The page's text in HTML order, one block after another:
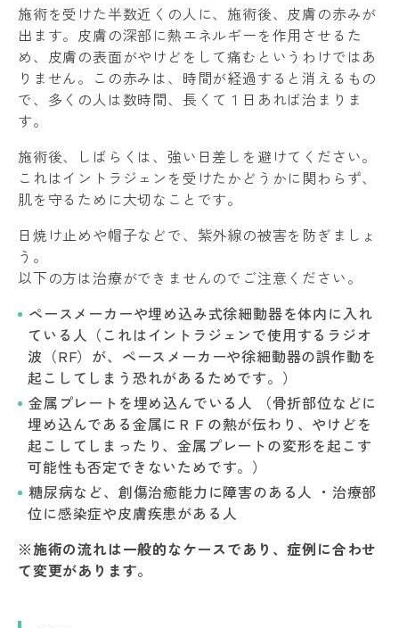
施術を受けた半数近くの人に、施術後、皮膚の赤みが
出ます。皮膚の深部に熱エネルギーを作用させるた
め、皮膚の表面がやけどをして痛むというわけではあ
りません。この赤みは、時間が経過すると消えるもの
で、多くの人は数時間、長くて１日あれば治まりま
す。
施術後、しばらくは、強い日差しを避けてください。
これはイントラジェンを受けたかどうかに関わらず、
肌を守るために大切なことです。
日焼け止めや帽子などで、紫外線の被害を防ぎましょ
う。
以下の方は治療ができませんのでご注意ください。
ペースメーカーや埋め込み式徐細動器を体内に入れ
ている人（これはイントラジェンで使用するラジオ
波（RF）が、ペースメーカーや徐細動器の誤作動を
起こしてしまう恐れがあるためです。）
金属プレートを埋め込んでいる人 （骨折部位などに
埋め込んである金属にＲＦの熱が伝わり、やけどを
起こしてしまったり、金属プレートの変形を起こす
可能性も否定できないためです。）
糖尿病など、創傷治癒能力に障害のある人 ・治療部
位に感染症や皮膚疾患がある人
※施術の流れは一般的なケースであり、症例に合わせ
て変更があります。